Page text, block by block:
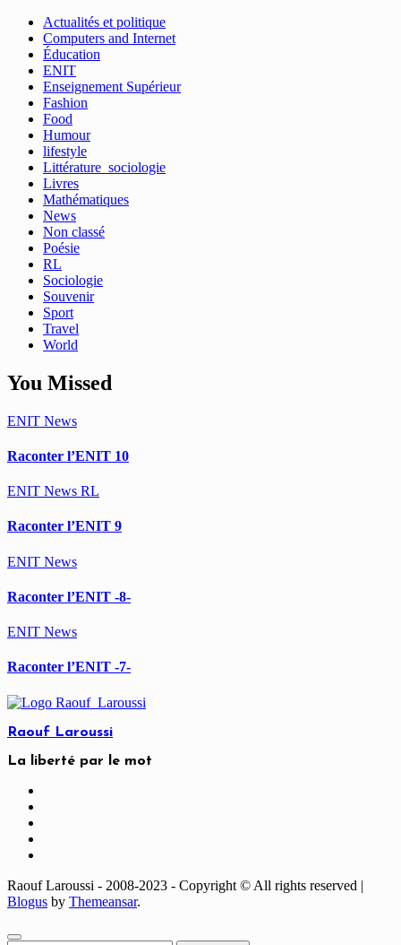
Actualités et politique
Computers and Internet
Éducation
ENIT
Enseignement Supérieur
Fashion
Food
Humour
lifestyle
Littérature_sociologie
Livres
Mathématiques
News
Non classé
Poésie
RL
Sociologie
Souvenir
Sport
Travel
World
You Missed
ENIT News
Raconter l’ENIT 10
ENIT News RL
Raconter l’ENIT 9
ENIT News
Raconter l’ENIT -8-
ENIT News
Raconter l’ENIT -7-
Raouf Laroussi
La liberté par le mot
Raouf Laroussi - 2008-2023 - Copyright © All rights reserved |
Blogus by Themeansar.